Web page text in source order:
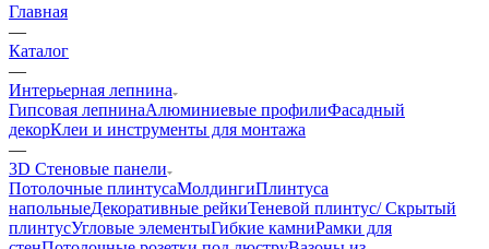
Главная
—
Каталог
—
Интерьерная лепнина
Гипсовая лепнинаАлюминиевые профилиФасадный
декорКлеи и инструменты для монтажа
—
3D Стеновые панели
Потолочные плинтусаМолдингиПлинтуса
напольныеДекоративные рейкиТеневой плинтус/ Скрытый
плинтусУгловые элементыГибкие камниРамки для